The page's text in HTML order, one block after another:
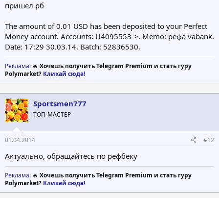
пришел рб
The amount of 0.01 USD has been deposited to your Perfect
Money account. Accounts: U4095553->. Memo: рефа vabank.
Date: 17:29 30.03.14. Batch: 52836530.
Реклама: 🔥 Хочешь получить Telegram Premium и стать гуру
Polymarket? Кликай сюда!
Sportsmen777
ТОП-МАСТЕР
01.04.2014 #12
Актуально, обращайтесь по рефбеку
Реклама: 🔥 Хочешь получить Telegram Premium и стать гуру
Polymarket? Кликай сюда!